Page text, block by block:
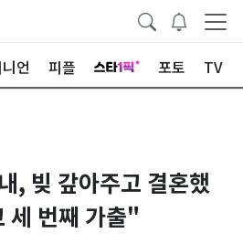
언 피플 포토 TV
, 빚 갚아주고 결혼했
세 번째 가출"